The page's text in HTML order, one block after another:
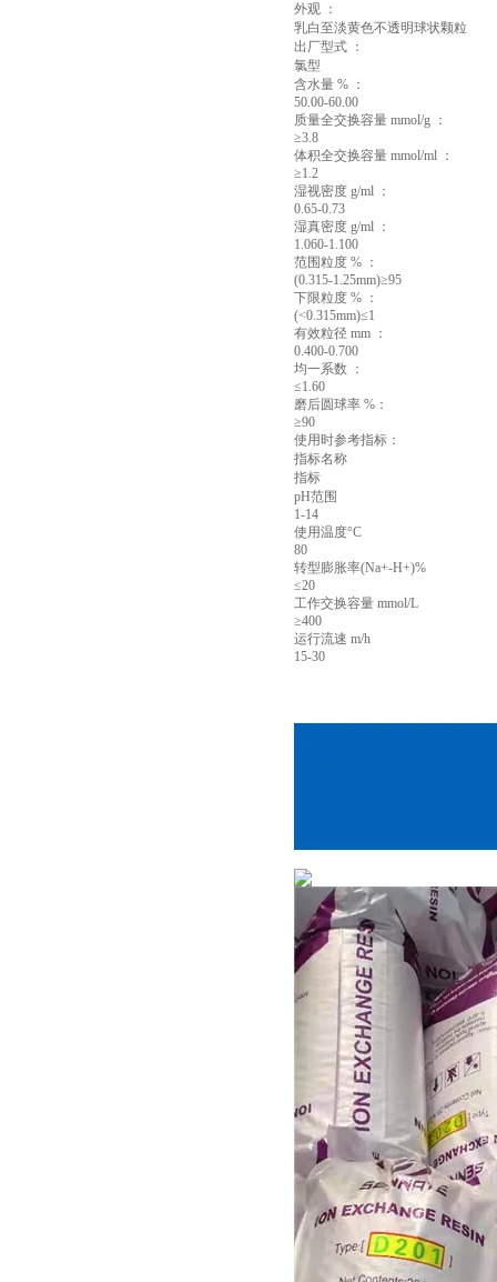
外观 ：
乳白至淡黄色不透明球状颗粒
出厂型式 ：
氯型
含水量 % ：
50.00-60.00
质量全交换容量 mmol/g ：
≥3.8
体积全交换容量 mmol/ml ：
≥1.2
湿视密度 g/ml ：
0.65-0.73
湿真密度 g/ml ：
1.060-1.100
范围粒度 % ：
(0.315-1.25mm)≥95
下限粒度 % ：
(<0.315mm)≤1
有效粒径 mm ：
0.400-0.700
均一系数 ：
≤1.60
磨后圆球率 %：
≥90
使用时参考指标：
指标名称
指标
pH范围
1-14
使用温度°C
80
转型膨胀率(Na+-H+)%
≤20
工作交换容量 mmol/L
≥400
运行流速 m/h
15-30